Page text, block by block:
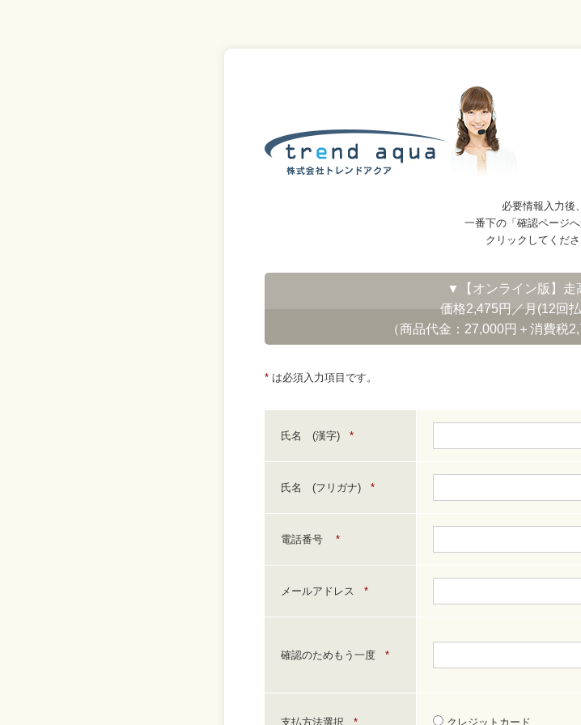
必要情報入力後、
一番下の「確認ページ
クリックしてくださ
▼【オンライン版】走
価格2,475円／月(12回払
（商品代金：27,000円＋消費税
* は必須入力項目です。
氏名 (漢字) *
氏名 (フリガナ) *
電話番号 *
メールアドレス *
確認のためもう一度 *
支払方法選択 * クレジットカード